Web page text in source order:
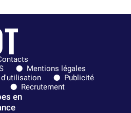
Mentions légales
d'utilisation
Publicité
Recrutement
en